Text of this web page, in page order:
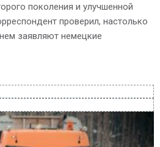
поколения и улучшенной
проверил, настолько
заявляют немецкие